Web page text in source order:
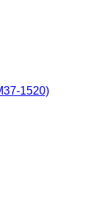
1520)